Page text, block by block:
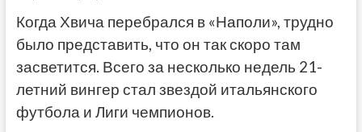
Когда Хвича перебрался в «Наполи», трудно
было представить, что он так скоро там
засветится. Всего за несколько недель 21-
летний вингер стал звездой итальянского
футбола и Лиги чемпионов.